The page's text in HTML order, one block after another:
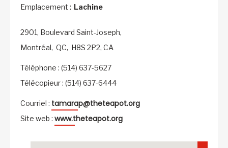
Emplacement : Lachine
2901, Boulevard Saint-Joseph,
Montréal, QC, H8S 2P2, CA
Téléphone : (514) 637-5627
Télécopieur : (514) 637-6444
Courriel : tamarap@theteapot.org
Site web : www.theteapot.org